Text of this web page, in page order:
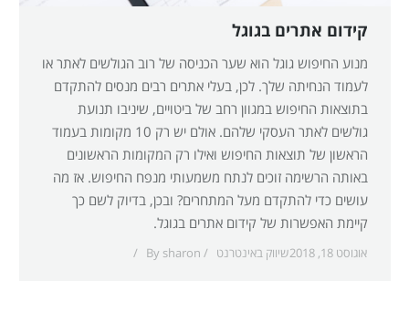
קידום אתרים בגוגל
מנוע החיפוש גוגל הוא שער הכניסה של רוב הגולשים לאתר או
לעמוד הנחיתה שלך. לכן, בעלי אתרים רבים מנסים להתקדם
בתוצאות החיפוש במגוון רחב של ביטויים, שיניבו תנועת
גולשים לאתר העסקי שלהם. אולם יש רק 10 מקומות בעמוד
הראשון של תוצאות החיפוש ואילו רק המקומות הראשונים
באותה הרשימה זוכים לנתח משמעותי מנפח החיפוש. אז מה
עושים כדי להתקדם מעל המתחרים? ובכן, בדיוק לשם כך
קיימת האפשרות של קידום אתרים בגוגל.
אוגוסט 18, 2018 שיווק באינטרנט By sharon